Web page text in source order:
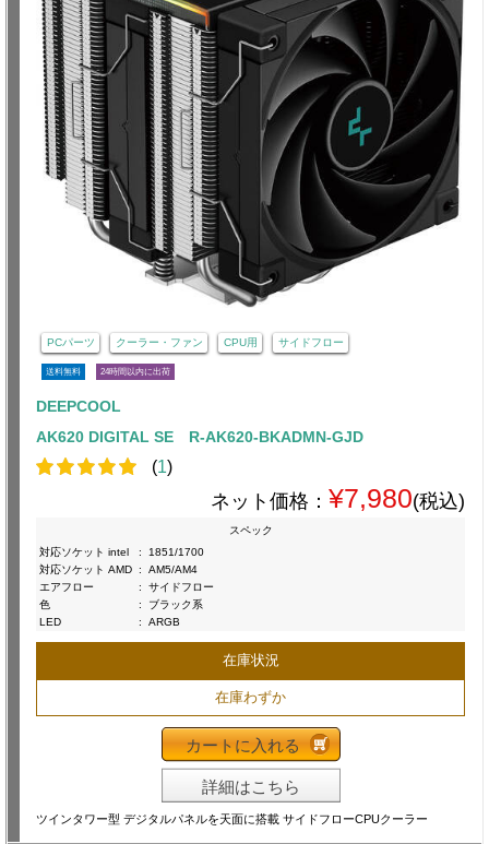
PCパーツ クーラー・ファン CPU用 サイドフロー
送料無料 24時間以内に出荷
DEEPCOOL
AK620 DIGITAL SE R-AK620-BKADMN-GJD
(1)
ネット価格： ¥7,980(税込)
スペック
対応ソケット intel
:
1851/1700
対応ソケット AMD :
AM5/AM4
エアフロー
:
サイドフロー
色
:
ブラック系
LED
: ARGB
在庫状況
在庫わずか
カートに入れる
詳細はこちら
ツインタワー型 デジタルパネルを天面に搭載 サイドフローCPUクーラー